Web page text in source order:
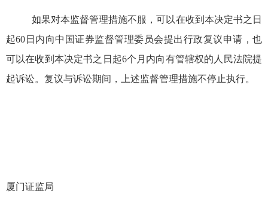
如果对本监督管理措施不服，可以在收到本决定书之日
起60 日内向中国证券监督管理委员会提出行政复议申请，也
可以在收到本决定书之日起6个月内向有管辖权的人民法院提
起诉讼。复议与诉讼期间，上述监督管理措施不停止执行。
厦门证监局